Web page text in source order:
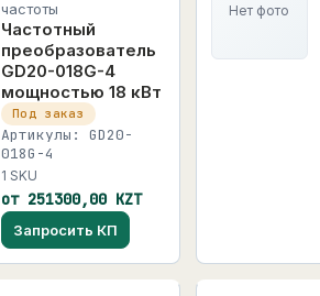
частоты
Частотный
преобразователь
GD20-018G-4
мощностью 18 кВт
Под заказ
Артикулы: GD20-
018G-4
1 SKU
от 251300,00 KZT
Запросить КП
Нет фото